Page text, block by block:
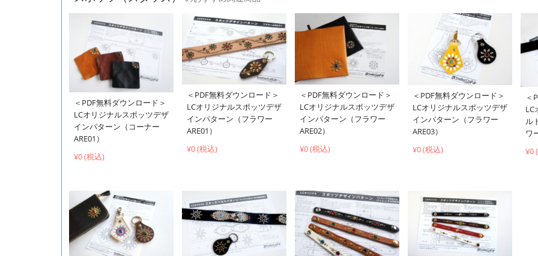
＜PDF無料ダウンロード＞
LCオリジナルスポッツデザ
インパターン（コーナー
ARE01）
¥0 (税込)
＜PDF無料ダウンロード＞
LCオリジナルスポッツデザ
インパターン（フラワー
ARE01）
¥0 (税込)
＜PDF無料ダウンロード＞
LCオリジナルスポッツデザ
インパターン（フラワー
ARE02）
¥0 (税込)
＜PDF無料ダウンロード＞
LCオリジナルスポッツデザ
インパターン（フラワー
ARE03）
¥0 (税込)
＜
LC
ル
ワ
¥0